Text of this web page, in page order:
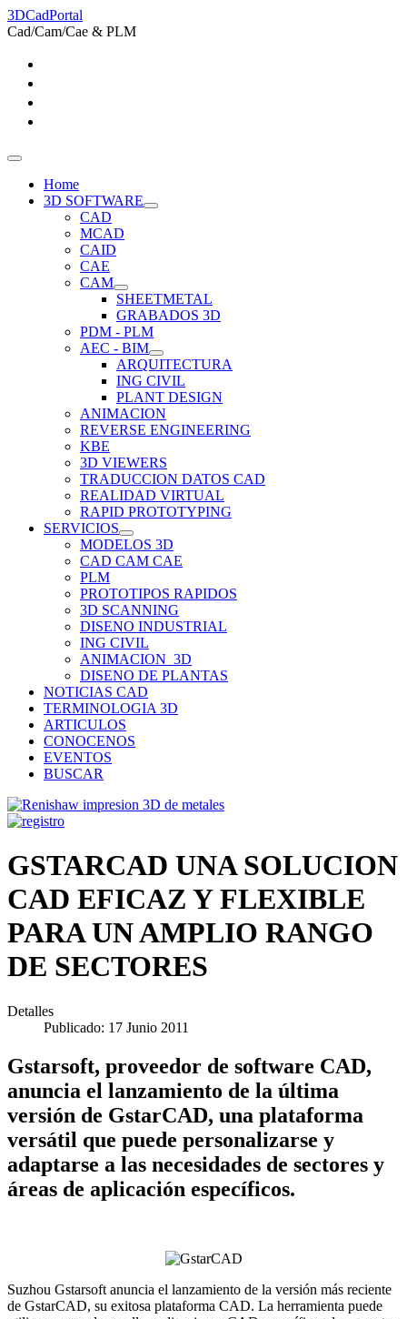
3DCadPortal
Cad/Cam/Cae & PLM
Home
3D SOFTWARE
CAD
MCAD
CAID
CAE
CAM
SHEETMETAL
GRABADOS 3D
PDM - PLM
AEC - BIM
ARQUITECTURA
ING CIVIL
PLANT DESIGN
ANIMACION
REVERSE ENGINEERING
KBE
3D VIEWERS
TRADUCCION DATOS CAD
REALIDAD VIRTUAL
RAPID PROTOTYPING
SERVICIOS
MODELOS 3D
CAD CAM CAE
PLM
PROTOTIPOS RAPIDOS
3D SCANNING
DISENO INDUSTRIAL
ING CIVIL
ANIMACION_3D
DISENO DE PLANTAS
NOTICIAS CAD
TERMINOLOGIA 3D
ARTICULOS
CONOCENOS
EVENTOS
BUSCAR
GSTARCAD UNA SOLUCION
CAD EFICAZ Y FLEXIBLE
PARA UN AMPLIO RANGO
DE SECTORES
Detalles
Publicado: 17 Junio 2011
Gstarsoft, proveedor de software CAD,
anuncia el lanzamiento de la última
versión de GstarCAD, una plataforma
versátil que puede personalizarse y
adaptarse a las necesidades de sectores y
áreas de aplicación específicos.
Suzhou Gstarsoft anuncia el lanzamiento de la versión más reciente
de GstarCAD, su exitosa plataforma CAD. La herramienta puede